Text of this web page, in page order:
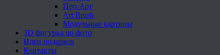
Поп Арт
Art Brush
Модульные картины
3D фигурка по фото
Идеи подарков
Контакты